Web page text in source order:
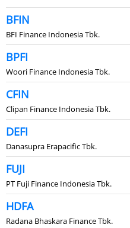
BFIN
BFI Finance Indonesia Tbk.
BPFI
Woori Finance Indonesia Tbk.
CFIN
Clipan Finance Indonesia Tbk.
DEFI
Danasupra Erapacific Tbk.
FUJI
PT Fuji Finance Indonesia Tbk.
HDFA
Radana Bhaskara Finance Tbk.